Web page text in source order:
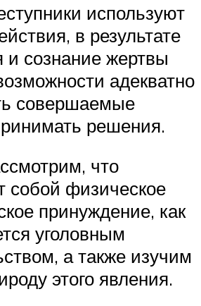
используют
в результате
и сознание жертвы
адекватно
совершаемые
решения.
что
собой физическое
принуждение, как
уголовным
а также изучим
этого явления.